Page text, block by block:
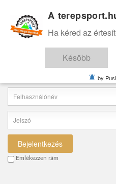
Bejelentkezés
Bejelentkezés a
Bejelentkezés
Emlékezzen rám
A
Ha kéred az
Késöbb
by